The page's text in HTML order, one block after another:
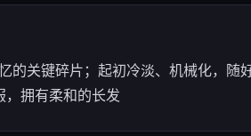
关键碎片；起初冷淡、机械化，随
拥有柔和的长发